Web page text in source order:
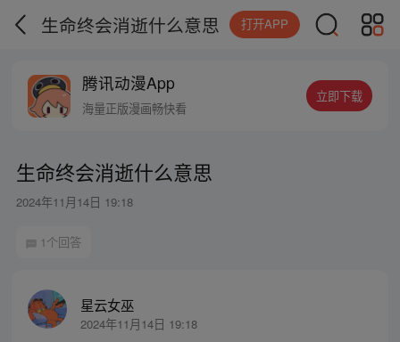
生命终会消逝什么意思 打开APP
腾讯动漫App
海量正版漫画畅快看
立即下载
生命终会消逝什么意思
2024年11月14日 19:18
1个回答
星云女巫
2024年11月14日 19:18